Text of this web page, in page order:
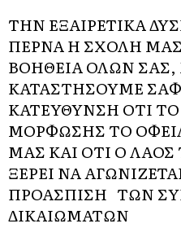
ΤΗΝ ΕΞΑΙΡΕΤΙΚΑ
ΠΕΡΝΑ Η ΣΧΟΛΗ ΜΑΣ
ΒΟΗΘΕΙΑ ΟΛΩΝ
ΚΑΤΑΣΤΗΣΟΥΜΕ
ΚΑΤΕΥΘΥΝΣΗ ΟΤΙ
ΜΟΡΦΩΣΗΣ ΤΟ
ΜΑΣ ΚΑΙ ΟΤΙ Ο
ΞΕΡΕΙ ΝΑ
ΠΡΟΑΣΠΙΣΗ ΤΩΝ
ΔΙΚΑΙΩΜΑΤΩΝ